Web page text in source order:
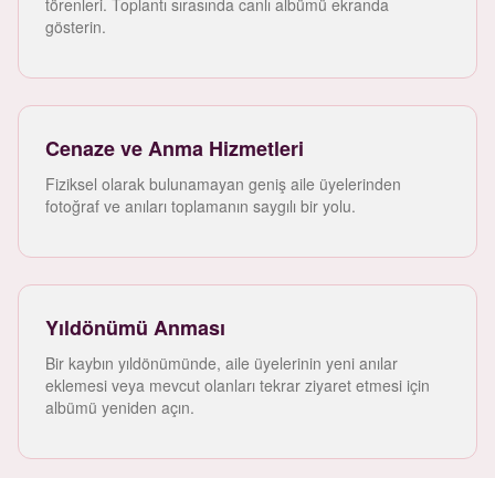
törenleri. Toplantı sırasında canlı albümü ekranda
gösterin.
Cenaze ve Anma Hizmetleri
Fiziksel olarak bulunamayan geniş aile üyelerinden
fotoğraf ve anıları toplamanın saygılı bir yolu.
Yıldönümü Anması
Bir kaybın yıldönümünde, aile üyelerinin yeni anılar
eklemesi veya mevcut olanları tekrar ziyaret etmesi için
albümü yeniden açın.